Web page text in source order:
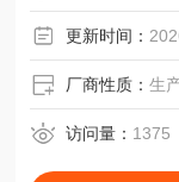
更新时间：
厂商性质：生
访问量： 1375